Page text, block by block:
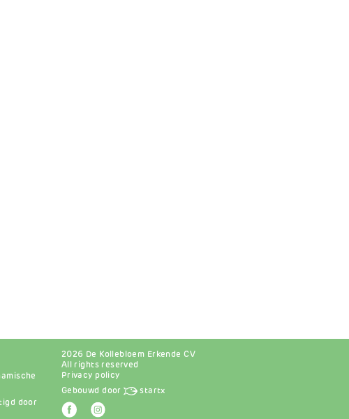
door
2026 De Kollebloem Erkende CV
All rights reserved
Privacy policy
Gebouwd door startx
AfbeeldingAfbeelding